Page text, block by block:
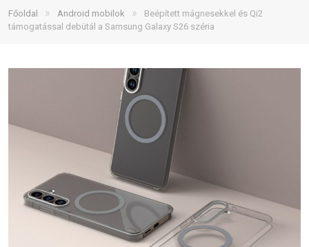
Főoldal » Android mobilok »
Beépített mágnesekkel és Qi2
támogatással debütál a Samsung Galaxy S26 széria